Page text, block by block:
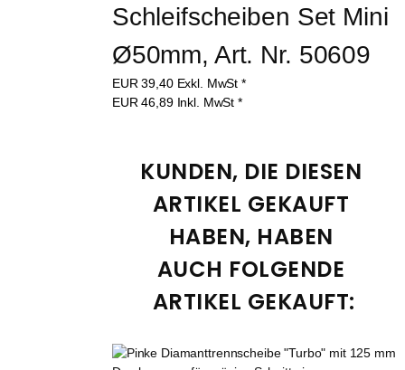
Schleifscheiben Set Mini
Ø50mm, Art. Nr. 50609
EUR39,40 Exkl. MwSt *
EUR46,89 Inkl. MwSt *
KUNDEN, DIE DIESEN
ARTIKEL GEKAUFT
HABEN, HABEN
AUCH FOLGENDE
ARTIKEL GEKAUFT: